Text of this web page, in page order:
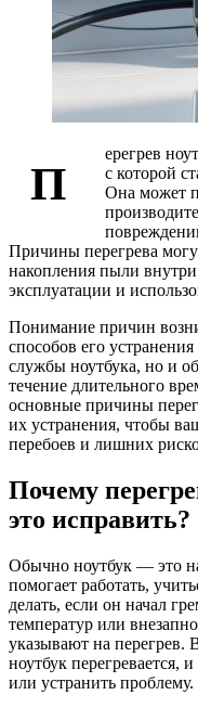
П
ерегрев
с которой
Она может
Причины перегрева
накопления пыли
эксплуатации и
Понимание причин
способов его
службы ноутбука, но и
течение длительного
основные причины
их устранения, чтобы
перебоев и лишних
Почему
это исправить?
Обычно ноутбук — это
помогает работать,
делать, если он начал
температур или
указывают на перегрев.
ноутбук перегревается,
или устранить проблему.